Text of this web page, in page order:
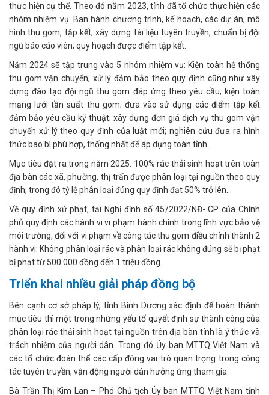
thực hiện cụ thể. Theo đó năm 2023, tỉnh đã tổ chức thực hiện các
nhóm nhiệm vụ: Ban hành chương trình, kế hoạch, các dự án, mô
hình thu gom, tập kết; xây dựng tài liệu tuyên truyền, chuẩn bị đội
ngũ báo cáo viên; quy hoạch được điểm tập kết.
Năm 2024 sẽ tập trung vào 5 nhóm nhiệm vụ: Kiện toàn hệ thống
thu gom vận chuyển, xử lý đảm bảo theo quy định cũng như xây
dựng đào tạo đội ngũ thu gom đáp ứng theo yêu cầu; kiện toàn
mạng lưới tần suất thu gom; đưa vào sử dụng các điểm tập kết
đảm bảo yêu cầu kỹ thuật; xây dựng đơn giá dịch vụ thu gom vận
chuyển xử lý theo quy định của luật mới; nghiên cứu đưa ra hình
thức bao bì phù hợp, thống nhất để áp dụng toàn tỉnh.
Mục tiêu đặt ra trong năm 2025: 100% rác thải sinh hoạt trên toàn
địa bàn các xã, phường, thị trấn được phân loại tại nguồn theo quy
định; trong đó tỷ lệ phân loại đúng quy định đạt 50% trở lên…
Về quy định xử phạt, tại Nghị định số 45/2022/NĐ- CP của Chính
phủ quy định các hành vi vi phạm hành chính trong lĩnh vực bảo vệ
môi trường, đối với vi phạm về công tác thu gom điều chỉnh thành 2
hành vi: Không phân loại rác và phân loại rác không đúng sẽ bị phạt
bị phạt từ 500.000 đồng đến 1 triệu đồng.
Triển khai nhiều giải pháp đồng bộ
Bên cạnh cơ sở pháp lý, tỉnh Bình Dương xác định để hoàn thành
mục tiêu thì một trong những yếu tố quyết định sự thành công của
phân loại rác thải sinh hoạt tại nguồn trên địa bàn tỉnh là ý thức và
trách nhiệm của người dân. Trong đó Ủy ban MTTQ Việt Nam và
các tổ chức đoàn thể các cấp đóng vai trò quan trọng trong công
tác tuyên truyền, vận động người dân hưởng ứng tham gia.
Bà Trần Thị Kim Lan – Phó Chủ tịch Ủy ban MTTQ Việt Nam tỉnh